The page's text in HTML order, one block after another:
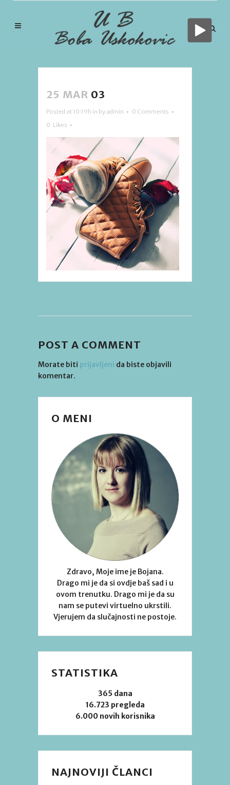
25 MAR 03
Posted at 10:19h in by admin
0 Comments
0 Likes
POST A COMMENT
Morate biti prijavljeni da biste objavili
komentar.
O MENI
Zdravo, Moje ime je Bojana.
Drago mi je da si ovdje baš sad i u
ovom trenutku. Drago mi je da su
nam se putevi virtuelno ukrstili.
Vjerujem da slučajnosti ne postoje.
STATISTIKA
365 dana
16.723 pregleda
6.000 novih korisnika
NAJNOVIJI ČLANCI